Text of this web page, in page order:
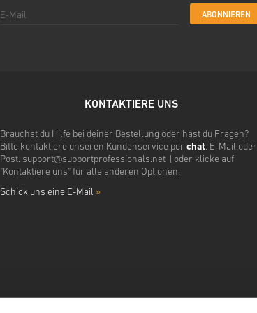
ABONNIEREN
KONTAKTIERE UNS
Brauchst du Hilfe bei deiner Bestellung oder hast du Fragen?
Bitte kontaktiere unseren Kundenservice per chat, E-Mail oder
Post. support@supportprofessionals.net| oder klicke auf
"Kontaktiere uns" für alle anderen Optionen:
Schick uns eine E-Mail »